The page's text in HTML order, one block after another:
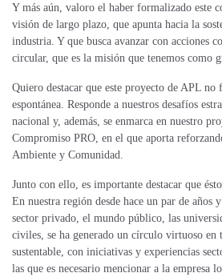
Y más aún, valoro el haber formalizado este
visión de largo plazo, que apunta hacia la
industria. Y que busca avanzar con acciones
circular, que es la misión que tenemos como
Quiero destacar que este proyecto de APL no
espontánea. Responde a nuestros desafíos
nacional y, además, se enmarca en nuestro
Compromiso PRO, en el que aporta
Ambiente y Comunidad.
Junto con ello, es importante destacar que
En nuestra región desde hace un par de años
sector privado, el mundo público, las
civiles, se ha generado un círculo virtuoso en
sustentable, con iniciativas y experiencias
las que es necesario mencionar a la empresa